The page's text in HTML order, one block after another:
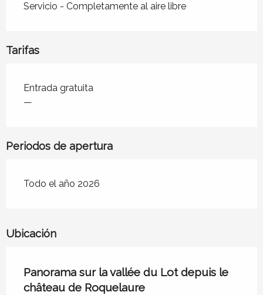
Servicio - Completamente al aire libre
Tarifas
Tarifas 2026
Entrada gratuita
—
Periodos de apertura
Todo el año 2026
Ubicación
Panorama sur la vallée du Lot depuis le
château de Roquelaure